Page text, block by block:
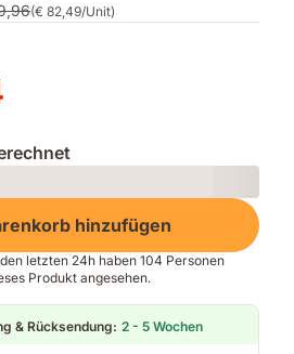
(€ 82,49/Unit)
hinzufügen
letzten 24h haben 104 Personen
Produkt angesehen.
& Rücksendung: 2 - 5 Wochen